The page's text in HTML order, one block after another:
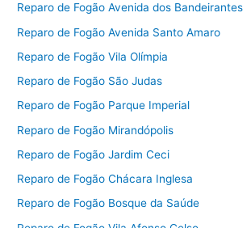
Reparo de Fogão Avenida dos Bandeirantes
Reparo de Fogão Avenida Santo Amaro
Reparo de Fogão Vila Olímpia
Reparo de Fogão São Judas
Reparo de Fogão Parque Imperial
Reparo de Fogão Mirandópolis
Reparo de Fogão Jardim Ceci
Reparo de Fogão Chácara Inglesa
Reparo de Fogão Bosque da Saúde